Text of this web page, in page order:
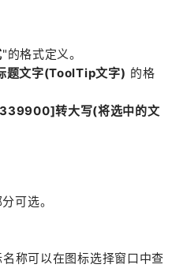
"的格式定义。
题文字(ToolTip文字) 的格
转大写(将选中的文
可选。
称可以在图标选择窗口中查